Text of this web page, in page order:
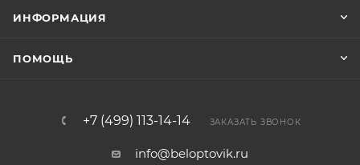
ИНФОРМАЦИЯ
ПОМОЩЬ
+7 (499) 113-14-14 ЗАКАЗАТЬ ЗВОНОК
info@beloptovik.ru